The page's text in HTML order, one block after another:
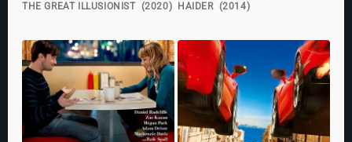
THE GREAT ILLUSIONIST (2020) HAIDER (2014)